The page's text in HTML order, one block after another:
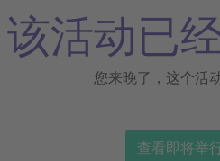
该活动已
您来晚了，这个活
查看即将举